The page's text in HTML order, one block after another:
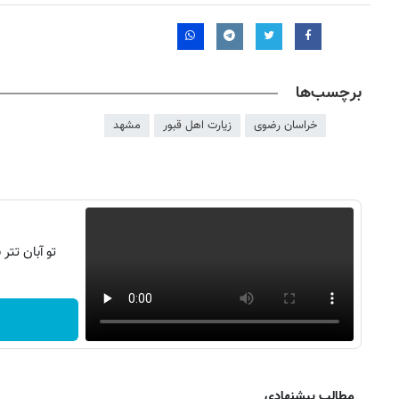
برچسب‌ها
خراسان رضوی زیارت اهل قبور مشهد
تو آبان